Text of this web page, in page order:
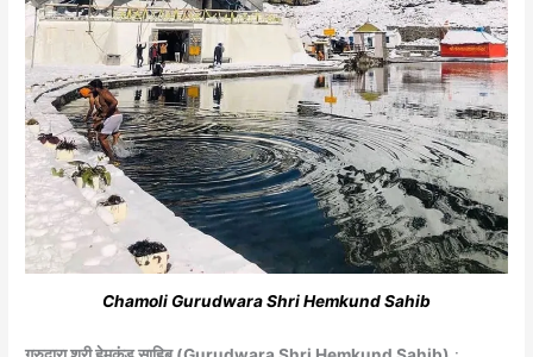
Chamoli Gurudwara Shri Hemkund Sahib